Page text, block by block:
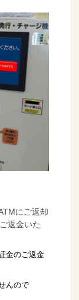
にご返却
返金いた
金のご返金
んので